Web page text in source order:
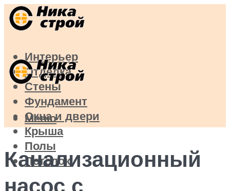
Интерьер
Отделка
Стены
Фундамент
Окна и двери
Крыша
Полы
Потолок
Меню
Канализационный
насос с